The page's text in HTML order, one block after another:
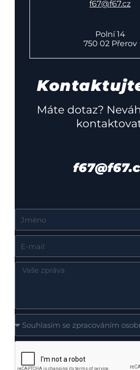
f67@f67.cz
Polní 14
750 02 Přerov
Máte dotaz?